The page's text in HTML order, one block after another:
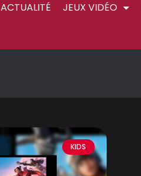
ACTUALITÉ JEUX VIDÉO
KIDS